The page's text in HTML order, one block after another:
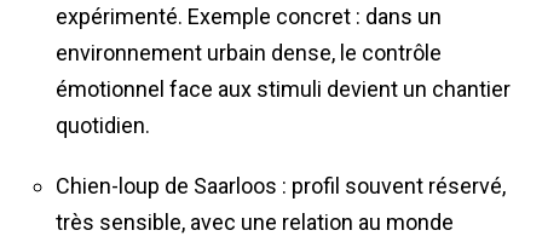
expérimenté. Exemple concret : dans un
environnement urbain dense, le contrôle
émotionnel face aux stimuli devient un chantier
quotidien.
Chien-loup de Saarloos : profil souvent réservé,
très sensible, avec une relation au monde